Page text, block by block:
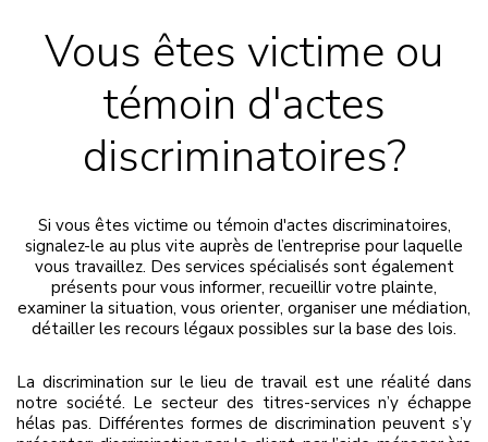
Vous êtes victime ou
témoin d'actes
discriminatoires?
Si vous êtes victime ou témoin d'actes discriminatoires,
signalez-le au plus vite auprès de l’entreprise pour laquelle
vous travaillez. Des services spécialisés sont également
présents pour vous informer, recueillir votre plainte,
examiner la situation, vous orienter, organiser une médiation,
détailler les recours légaux possibles sur la base des lois.
La discrimination sur le lieu de travail est une réalité dans
notre société. Le secteur des titres-services n’y échappe
hélas pas. Différentes formes de discrimination peuvent s’y